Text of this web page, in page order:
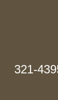
321-